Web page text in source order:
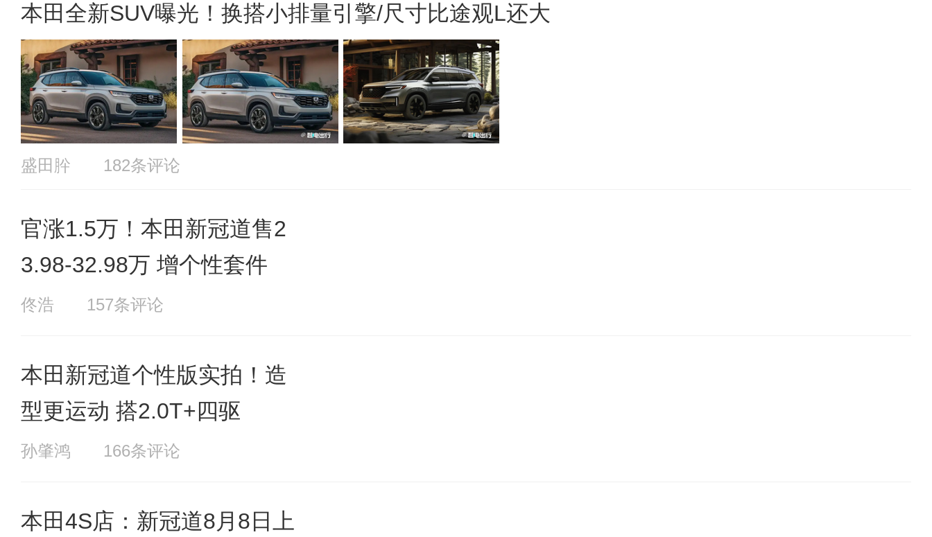
本田全新SUV曝光！换搭小排量引擎/尺寸比途观L还大
盛田肸 182条评论
官涨1.5万！本田新冠道售2
3.98-32.98万 增个性套件
佟浩 157条评论
本田新冠道个性版实拍！造
型更运动 搭2.0T+四驱
孙肇鸿 166条评论
本田4S店：新冠道8月8日上